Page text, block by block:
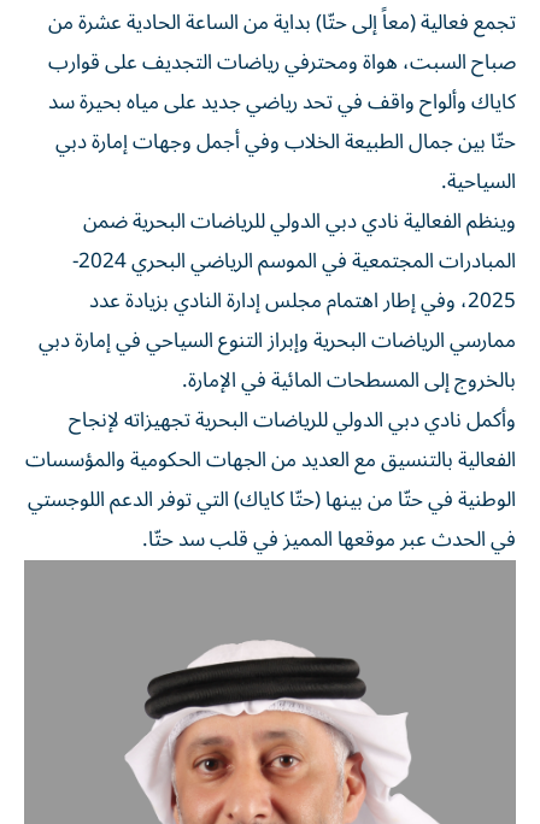
تجمع فعالية (معاً إلى حتّا) بداية من الساعة الحادية عشرة من
صباح السبت، هواة ومحترفي رياضات التجديف على قوارب
كاياك وألواح واقف في تحد رياضي جديد على مياه بحيرة سد
حتّا بين جمال الطبيعة الخلاب وفي أجمل وجهات إمارة دبي
السياحية.
وينظم الفعالية نادي دبي الدولي للرياضات البحرية ضمن
المبادرات المجتمعية في الموسم الرياضي البحري 2024-
2025، وفي إطار اهتمام مجلس إدارة النادي بزيادة عدد
ممارسي الرياضات البحرية وإبراز التنوع السياحي في إمارة دبي
بالخروج إلى المسطحات المائية في الإمارة.
وأكمل نادي دبي الدولي للرياضات البحرية تجهيزاته لإنجاح
الفعالية بالتنسيق مع العديد من الجهات الحكومية والمؤسسات
الوطنية في حتّا من بينها (حتّا كاياك) التي توفر الدعم اللوجستي
في الحدث عبر موقعها المميز في قلب سد حتّا.